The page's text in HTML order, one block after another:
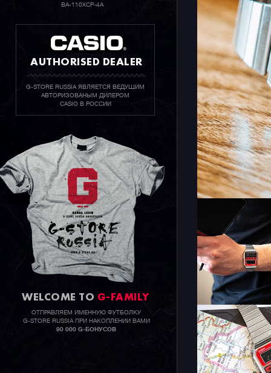
BA-110XCP-4A
AUTHORISED DEALER
G-STORE RUSSIA ЯВЛЯЕТСЯ ВЕДУЩИМ
АВТОРИЗОВАНЫМ ДИЛЕРОМ
CASIO В РОССИИ
WELCOME TO G-FAMILY
ОТПРАВЛЯЕМ ИМЕННУЮ ФУТБОЛКУ
G-STORE RUSSIA ПРИ НАКОПЛЕНИИ ВАМИ
90 000 G-БОНУСОВ